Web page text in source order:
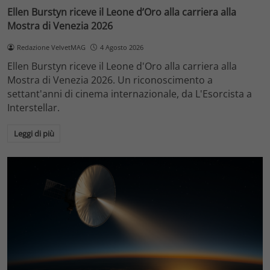
Ellen Burstyn riceve il Leone d’Oro alla carriera alla
Mostra di Venezia 2026
Redazione VelvetMAG 4 Agosto 2026
Ellen Burstyn riceve il Leone d'Oro alla carriera alla
Mostra di Venezia 2026. Un riconoscimento a
settant'anni di cinema internazionale, da L'Esorcista a
Interstellar.
Leggi di più